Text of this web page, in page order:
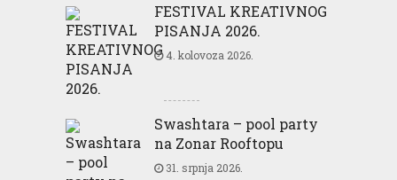
FESTIVAL KREATIVNOG
PISANJA 2026.
4. kolovoza 2026.
Swashtara – pool party
na Zonar Rooftopu
31. srpnja 2026.